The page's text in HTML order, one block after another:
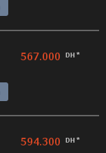
567.000 DH *
594.300 DH *